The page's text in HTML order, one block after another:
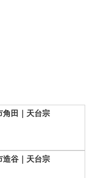
角田｜天台宗
造谷｜天台宗